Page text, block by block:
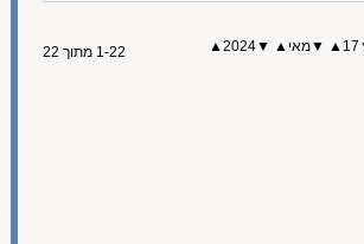
17
▲
▼מאי ▲
▼
2024
▲ 1-22 מתוך 22